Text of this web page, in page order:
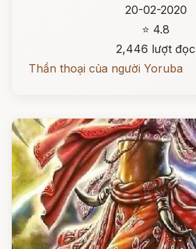
20-02-2020
⭐ 4.8
2,446 lượt đọc
Thần thoại của người Yoruba